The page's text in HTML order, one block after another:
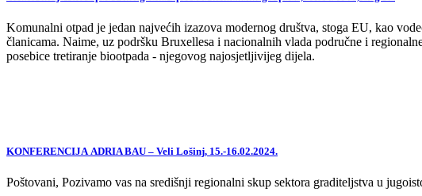
Komunalni otpad je jedan najvećih izazova modernog društva, stoga EU, kao
članicama. Naime, uz podršku Bruxellesa i nacionalnih vlada područne i
posebice tretiranje biootpada - njegovog najosjetljivijeg dijela.
KONFERENCIJA ADRIA BAU – Veli Lošinj, 15.-16.02.2024.
Poštovani, Pozivamo vas na središnji regionalni skup sektora graditeljstva u